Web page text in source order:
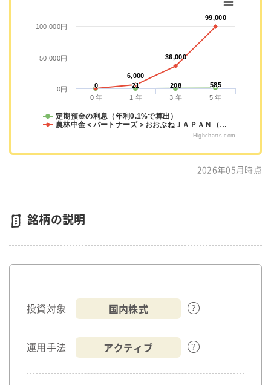
0
0 21
21 208
208 585
585
6,000
6,000
36,000
36,000
99,000
99,000
定期預金の利息（年利0.1%で算出）
農林中金＜パートナーズ＞おおぶねＪＡＰＡＮ（…
0 年 1 年 3 年 5 年
0円
50,000円
100,000円
Highcharts.com
2026年05月時点
銘柄の説明
投資対象 国内株式
運用手法 アクティブ